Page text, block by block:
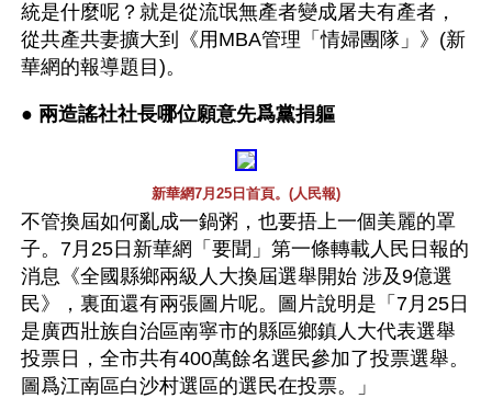
統是什麼呢？就是從流氓無產者變成屠夫有產者，
從共產共妻擴大到《用MBA管理「情婦團隊」》(新
華網的報導題目)。
● 兩造謠社社長哪位願意先爲黨捐軀
新華網7月25日首頁。(人民報)
不管換屆如何亂成一鍋粥，也要捂上一個美麗的罩
子。7月25日新華網「要聞」第一條轉載人民日報的
消息《全國縣鄉兩級人大換屆選舉開始 涉及9億選
民》，裏面還有兩張圖片呢。圖片說明是「7月25日
是廣西壯族自治區南寧市的縣區鄉鎮人大代表選舉
投票日，全市共有400萬餘名選民參加了投票選舉。
圖爲江南區白沙村選區的選民在投票。」